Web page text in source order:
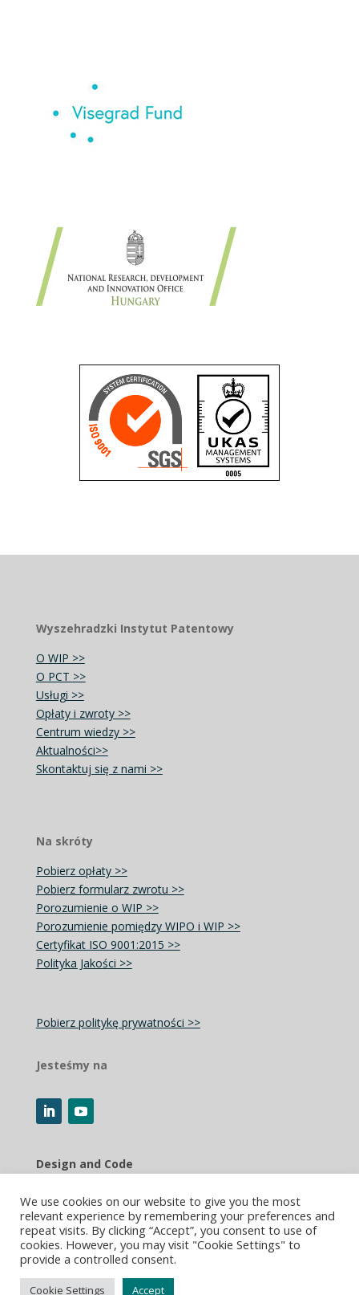
Wyszehradzki Instytut Patentowy
O WIP >>
O PCT >>
Usługi >>
Opłaty i zwroty >>
Centrum wiedzy >>
Aktualności>>
Skontaktuj się z nami >>
Na skróty
Pobierz opłaty >>
Pobierz formularz zwrotu >>
Porozumienie o WIP >>
Porozumienie pomiędzy WIPO i WIP >>
Certyfikat ISO 9001:2015 >>
Polityka Jakości >>
Pobierz politykę prywatności >>
Jesteśmy na
Design and Code
Roni Zongor / DESIGN
“Design with care”
www.design.ronizongor.com >>
We use cookies on our website to give you the most
relevant experience by remembering your preferences and
repeat visits. By clicking “Accept”, you consent to use of
cookies. However, you may visit "Cookie Settings" to
provide a controlled consent.
Cookie Settings Accept